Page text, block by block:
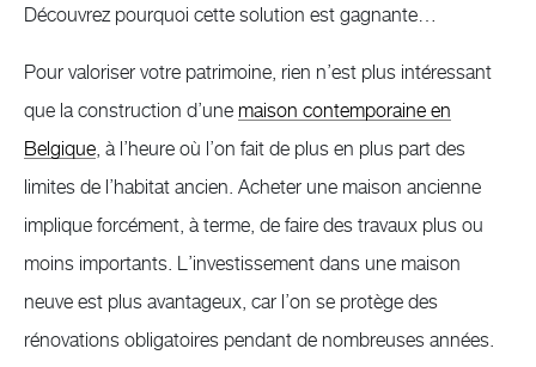
Découvrez pourquoi cette solution est gagnante…
Pour valoriser votre patrimoine, rien n’est plus intéressant
que la construction d’une maison contemporaine en
Belgique , à l’heure où l’on fait de plus en plus part des
limites de l’habitat ancien. Acheter une maison ancienne
implique forcément, à terme, de faire des travaux plus ou
moins importants. L’investissement dans une maison
neuve est plus avantageux, car l’on se protège des
rénovations obligatoires pendant de nombreuses années.